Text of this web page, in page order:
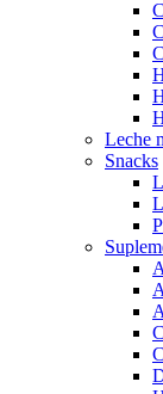
Leche
Snacks